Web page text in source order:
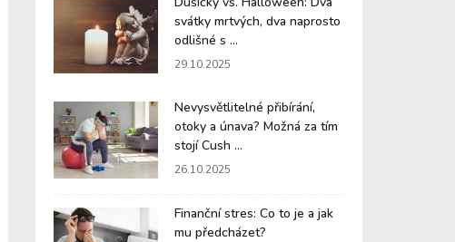
svátky mrtvých, dva naprosto
odlišné s ...
29.10.2025
Nevysvětlitelné přibírání,
otoky a únava? Možná za tím
stojí Cush ...
26.10.2025
Finanční stres: Co to je a jak
mu předcházet?